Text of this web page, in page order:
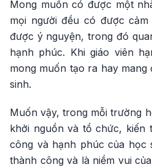
Mong muốn có được một
mọi người đều có được
được ý nguyện, trong đó
hạnh phúc. Khi giáo viên
mong muốn tạo ra hay
sinh.
Muốn vậy, trong mỗi trường
khởi nguồn và tổ chức, kiến
công và hạnh phúc của học
thành công và là niềm vui